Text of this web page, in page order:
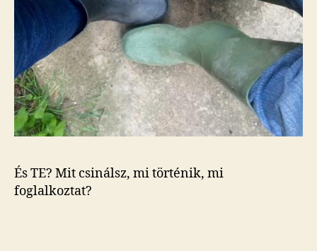
És TE? Mit csinálsz, mi történik, mi
foglalkoztat?